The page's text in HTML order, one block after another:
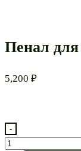
Пенал для
5,200 ₽
-
Количество